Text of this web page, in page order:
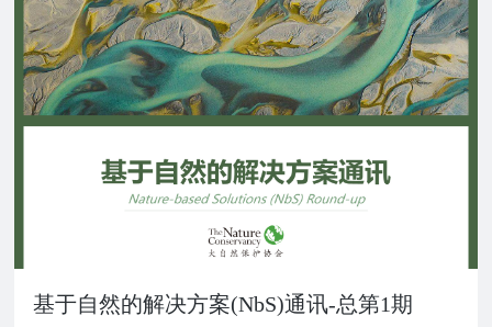
基于自然的解决方案(NbS)通讯-总第1期